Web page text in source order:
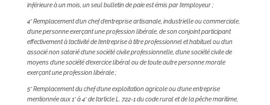
inférieure à un mois, un seul bulletin de paie est émis par l’employeur ;
4° Remplacement d’un chef d’entreprise artisanale, industrielle ou commerciale,
d’une personne exerçant une profession libérale, de son conjoint participant
effectivement à l’activité de l’entreprise à titre professionnel et habituel ou d’un
associé non salarié d’une société civile professionnelle, d’une société civile de
moyens d’une société d’exercice libéral ou de toute autre personne morale
exerçant une profession libérale ;
5° Remplacement du chef d’une exploitation agricole ou d’une entreprise
mentionnée aux 1° à 4° de l’article L. 722-1 du code rural et de la pêche maritime,